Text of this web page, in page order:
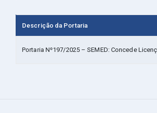
Descrição da Portaria
Portaria Nº197/2025 – SEMED: Concede